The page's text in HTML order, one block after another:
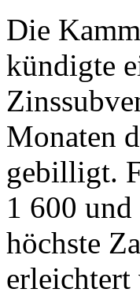
Die
kündigte
Monaten
gebilligt.
1 600
höchste